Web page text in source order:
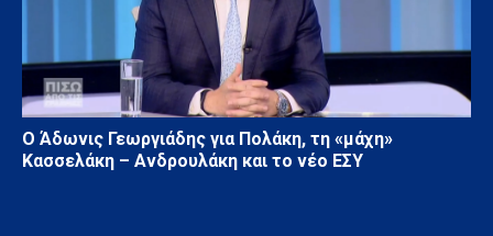
Ο Άδωνις Γεωργιάδης για Πολάκη, τη «μάχη»
Κασσελάκη – Ανδρουλάκη και το νέο ΕΣΥ